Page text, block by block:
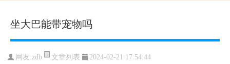
坐大巴能带宠物吗
网友:zdb 文章列表 2024-02-21 17:54:44